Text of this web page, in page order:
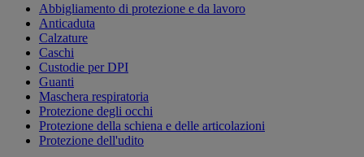
Abbigliamento di protezione e da lavoro
Anticaduta
Calzature
Caschi
Custodie per DPI
Guanti
Maschera respiratoria
Protezione degli occhi
Protezione della schiena e delle articolazioni
Protezione dell'udito